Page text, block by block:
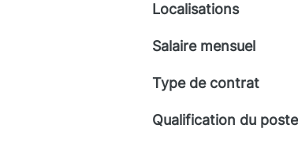
Localisations
Salaire mensuel
Type de contrat
Qualification du poste